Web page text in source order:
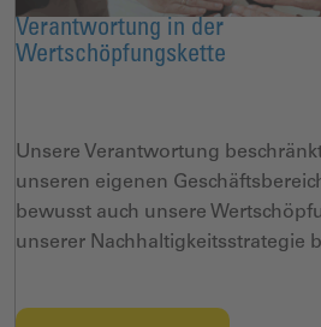
Verantwortung in der
Wertschöpfungskette
Unsere Verantwortung
unseren eigenen
bewusst auch unsere
unserer Nachhaltigkeitsstrategie